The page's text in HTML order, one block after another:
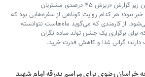
کامنت‌های کاربران خبرآنلاین زیر گزارش «ریزش ۴۵ درصدی مشتریان
نبود؛ هر کدام روایت کوتاهی از سفره‌هایی بود که
از کارمندی که می‌گوید ماه‌هاست نتوانسته
برای برگزاری یک جشن تولد ساده نگران
گرانی غذا و کاهش قدرت خرید.
به خراسان رضوی برای مراسم بدرقه امام شهید